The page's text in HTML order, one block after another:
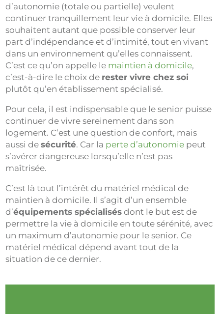
d’autonomie (totale ou partielle) veulent
continuer tranquillement leur vie à domicile. Elles
souhaitent autant que possible conserver leur
part d’indépendance et d’intimité, tout en vivant
dans un environnement qu’elles connaissent.
C’est ce qu’on appelle le maintien à domicile,
c’est-à-dire le choix de rester vivre chez soi
plutôt qu’en établissement spécialisé.
Pour cela, il est indispensable que le senior puisse
continuer de vivre sereinement dans son
logement. C’est une question de confort, mais
aussi desécurité. Car la perte d’autonomie peut
s’avérer dangereuse lorsqu’elle n’est pas
maîtrisée.
C’est là tout l’intérêt du matériel médical de
maintien à domicile. Il s’agit d’un ensemble
d’équipements spécialisés dont le but est de
permettre la vie à domicile en toute sérénité, avec
un maximum d’autonomie pour le senior. Ce
matériel médical dépend avant tout de la
situation de ce dernier.